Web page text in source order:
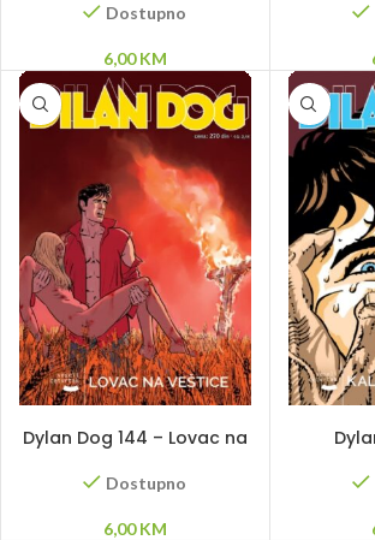
Dostupno
6,00KM
Dylan Dog 144 – Lovac na
veštice
Dostupno
6,00KM